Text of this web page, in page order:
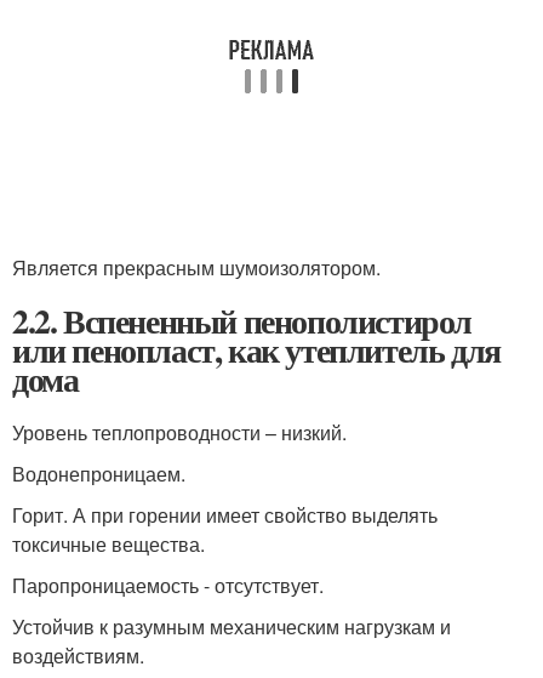
Является прекрасным шумоизолятором.
2.2. Вспененный пенополистирол
или пенопласт, как утеплитель для
дома
Уровень теплопроводности – низкий.
Водонепроницаем.
Горит. А при горении имеет свойство выделять
токсичные вещества.
Паропроницаемость - отсутствует.
Устойчив к разумным механическим нагрузкам и
воздействиям.